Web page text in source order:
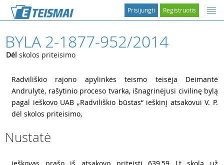
Registruotis
Prisijungti
BYLA 2-1877-952/2014
Dėl skolos priteisimo
Radviliškio rajono apylinkės teismo teisėja Deimantė
Andrulytė, rašytinio proceso tvarka, išnagrinėjusi civilinę bylą
pagal ieškovo UAB „Radviliškio būstas“ ieškinį atsakovui V. P.
dėl skolos priteisimo,
Nustatė